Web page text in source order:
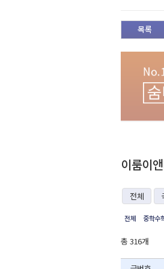
목록
이룸이
전체
전체 중학수
총 316개